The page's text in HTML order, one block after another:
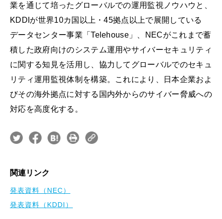
業を通じて培ったグローバルでの運用監視ノウハウと、
KDDIが世界10カ国以上・45拠点以上で展開している
データセンター事業「Telehouse」、NECがこれまで蓄
積した政府向けのシステム運用やサイバーセキュリティ
に関する知見を活用し、協力してグローバルでのセキュ
リティ運用監視体制を構築。これにより、日本企業およ
びその海外拠点に対する国内外からのサイバー脅威への
対応を高度化する。
関連リンク
発表資料（NEC）
発表資料（KDDI）